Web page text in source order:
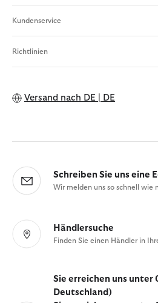
Kundenservice
Richtlinien
Versand nach DE | DE
Schreiben Sie uns eine
Wir melden uns so schnell wie
Händlersuche
Finden Sie einen Händler in
Sie erreichen uns unter
Deutschland)